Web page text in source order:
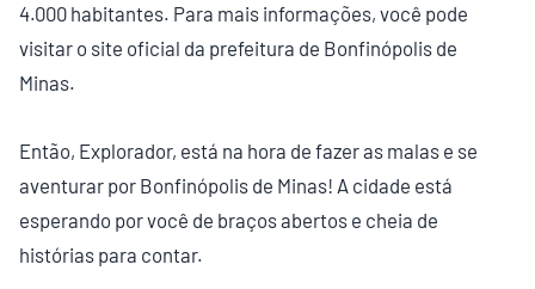
4.000 habitantes. Para mais informações, você pode
visitar o site oficial da prefeitura de Bonfinópolis de
Minas.
Então, Explorador, está na hora de fazer as malas e se
aventurar por Bonfinópolis de Minas! A cidade está
esperando por você de braços abertos e cheia de
histórias para contar.